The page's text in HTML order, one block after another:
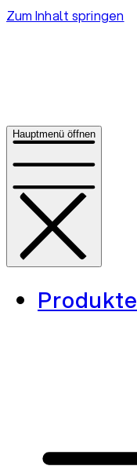
Zum Inhalt springen
Hauptmenü öffnen
Produkte